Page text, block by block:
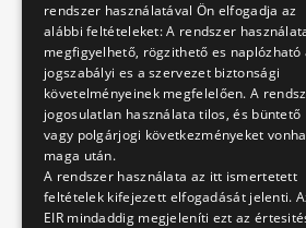
Egy darab
Egy darab
Egy darab
rendszer használatával Ön elfogadja az
alábbi feltételeket: A rendszer
megfigyelhető, rögzithető es naplózható
jogszabályi es a szervezet biztonsági
követelményeinek megfelelően. A
jogosulatlan használata tilos, és büntető
vagy polgárjogi következményeket
maga után.
A rendszer használata az itt ismertetett
feltételek kifejezett elfogadását jelenti.
EIR mindaddig megjeleníti ezt az